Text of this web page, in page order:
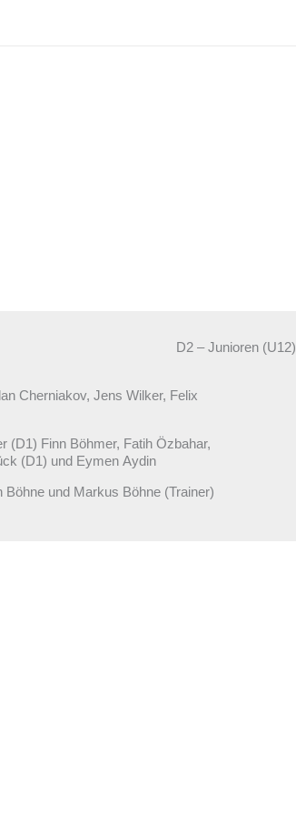
D2 – Junioren (U12)
Cherniakov, Jens Wilker, Felix
(D1) Finn Böhmer, Fatih Özbahar,
(D1) und Eymen Aydin
und Markus Böhne (Trainer)